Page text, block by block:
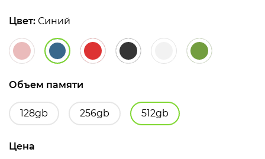
Цвет: Синий
Объем памяти
128gb 256gb 512gb
Цена